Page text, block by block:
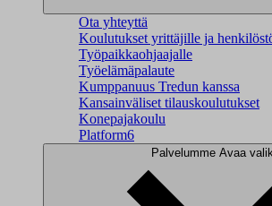
Ota yhteyttä
Koulutukset yrittäjille ja
Työpaikkaohjaajalle
Työelämäpalaute
Kumppanuus Tredun kanssa
Kansainväliset tilauskoulutukset
Konepajakoulu
Platform6
Palvelumme Avaa